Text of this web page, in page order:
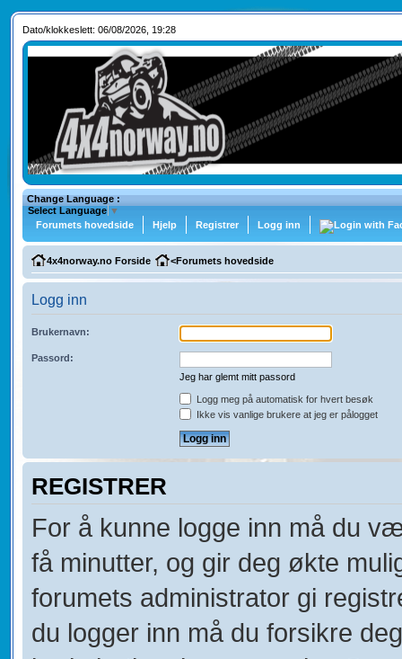
Dato/klokkeslett: 06/08/2026, 19:28
Change Language :
Select Language ▼
Forumets hovedside
Hjelp Registrer Logg inn
4x4norway.no Forside <Forumets hovedside
Logg inn
Brukernavn:
Passord:
Jeg har glemt mitt passord
Logg meg på automatisk for hvert besøk
Ikke vis vanlige brukere at jeg er pålogget
REGISTRER
For å kunne logge inn må du
få minutter, og gir deg økte
forumets administrator gi
du logger inn må du forsikre